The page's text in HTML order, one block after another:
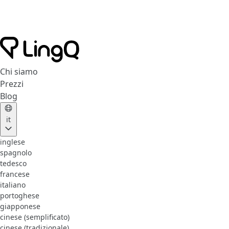
Chi siamo
Prezzi
Blog
it
inglese
spagnolo
tedesco
francese
italiano
portoghese
giapponese
cinese (semplificato)